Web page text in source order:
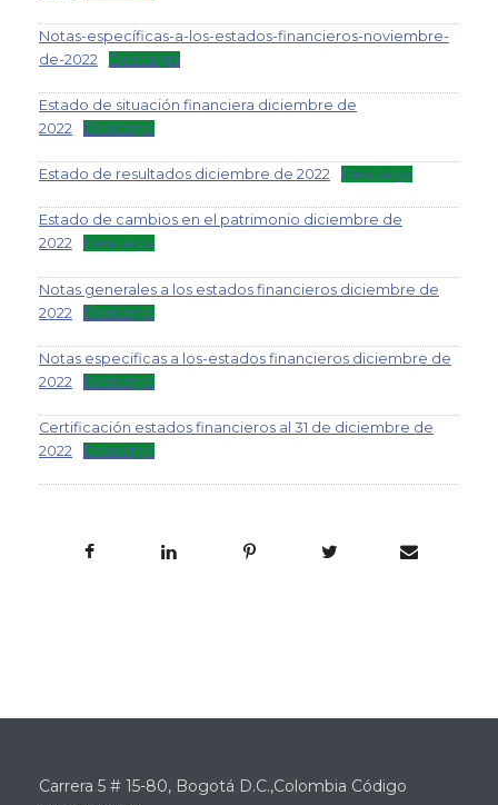
Notas-específicas-a-los-estados-financieros-noviembre-
de-2022
Descarga
Estado de situación financiera diciembre de
2022
Descarga
Estado de resultados diciembre de 2022 Descarga
Estado de cambios en el patrimonio diciembre de
2022
Descarga
Notas generales a los estados financieros diciembre de
2022
Descarga
Notas especificas a los-estados financieros diciembre de
2022
Descarga
Certificación estados financieros al 31 de diciembre de
2022
Descarga
Carrera 5 # 15-80, Bogotá D.C.,Colombia Código